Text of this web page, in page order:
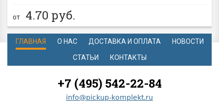
от 4.70 руб.
ГЛАВНАЯ О НАС ДОСТАВКА И ОПЛАТА НОВОСТИ
СТАТЬИ КОНТАКТЫ
+7 (495) 542-22-84
info@pickup-komplekt.ru